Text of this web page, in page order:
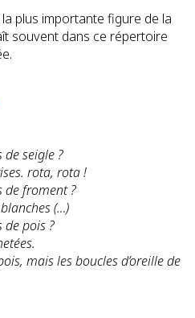
plus importante figure de la
souvent dans ce répertoire
seigle ?
rota, rota !
de froment ?
(…)
de pois ?
mais les boucles d’oreille de